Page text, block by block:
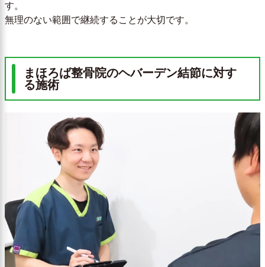
す。
無理のない範囲で継続することが大切です。
まほろば整骨院のヘバーデン結節に対す
る施術